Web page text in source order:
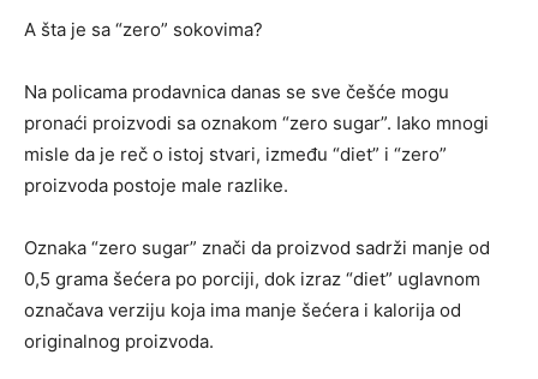
A šta je sa “zero” sokovima?
Na policama prodavnica danas se sve češće mogu
pronaći proizvodi sa oznakom “zero sugar”. Iako mnogi
misle da je reč o istoj stvari, između “diet” i “zero”
proizvoda postoje male razlike.
Oznaka “zero sugar” znači da proizvod sadrži manje od
0,5 grama šećera po porciji, dok izraz “diet” uglavnom
označava verziju koja ima manje šećera i kalorija od
originalnog proizvoda.